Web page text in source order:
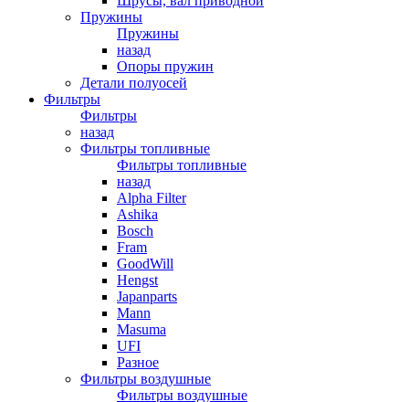
Пружины
Пружины
назад
Опоры пружин
Детали полуосей
Фильтры
Фильтры
назад
Фильтры топливные
Фильтры топливные
назад
Alpha Filter
Ashika
Bosch
Fram
GoodWill
Hengst
Japanparts
Mann
Masuma
UFI
Разное
Фильтры воздушные
Фильтры воздушные